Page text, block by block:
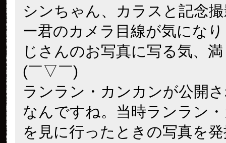
シンちゃん、カラスと記念
ー君のカメラ目線が気にな
じさんのお写真に写る気、
(￣▽￣)
ランラン・カンカンが公開
なんですね。当時ランラン
を見に行ったときの写真を